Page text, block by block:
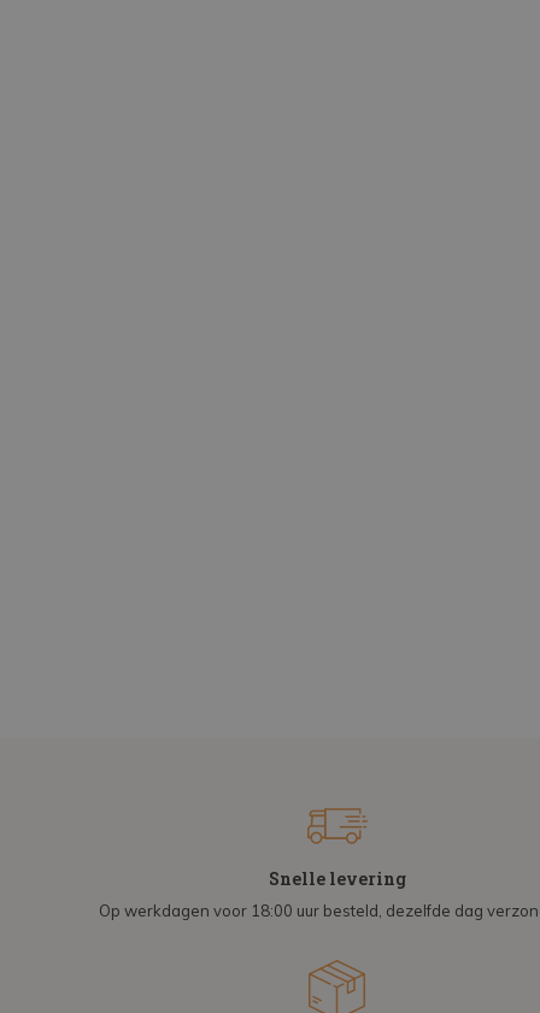
Snelle levering
Op werkdagen voor 18:00 uur besteld, dezelfde dag